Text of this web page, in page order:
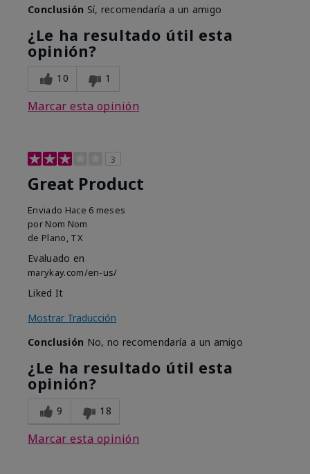
Conclusión Sí, recomendaría a un amigo
¿Le ha resultado útil esta
opinión?
10 1
Marcar esta opinión
3
Great Product
Enviado Hace 6 meses
por Nom Nom
de Plano, TX
Evaluado en
marykay.com/en-us/
Liked It
Mostrar Traducción
Conclusión No, no recomendaría a un amigo
¿Le ha resultado útil esta
opinión?
9 18
Marcar esta opinión